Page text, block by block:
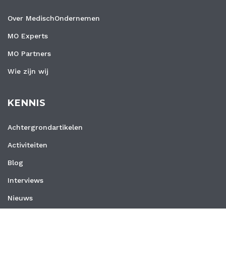
Over MedischOndernemen
MO Experts
MO Partners
Wie zijn wij
KENNIS
Achtergrondartikelen
Activiteiten
Blog
Interviews
Nieuws